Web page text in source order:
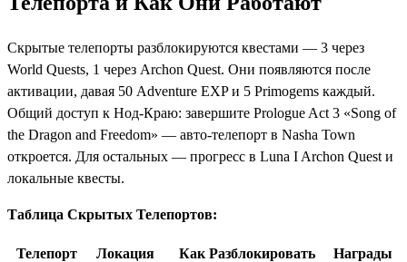
Скрытые телепорты разблокируются квестами — 3 через
World Quests, 1 через Archon Quest. Они появляются после
активации, давая 50 Adventure EXP и 5 Primogems каждый.
Общий доступ к Нод-Краю: завершите Prologue Act 3 «Song of
the Dragon and Freedom» — авто-телепорт в Nasha Town
откроется. Для остальных — прогресс в Luna I Archon Quest и
локальные квесты.
Таблица Скрытых Телепортов:
Телепорт Локация Как Разблокировать Награды